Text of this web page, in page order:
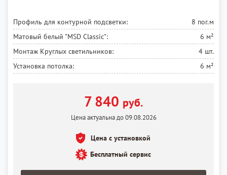
Профиль для контурной подсветки:
8 пог.м
Матовый белый "MSD Classic":
6 м²
Монтаж Круглых светильников:
4 шт.
Установка потолка:
6 м²
7 840 руб.
Цена актуальна до 09.08.2026
Цена с установкой
Бесплатный сервис